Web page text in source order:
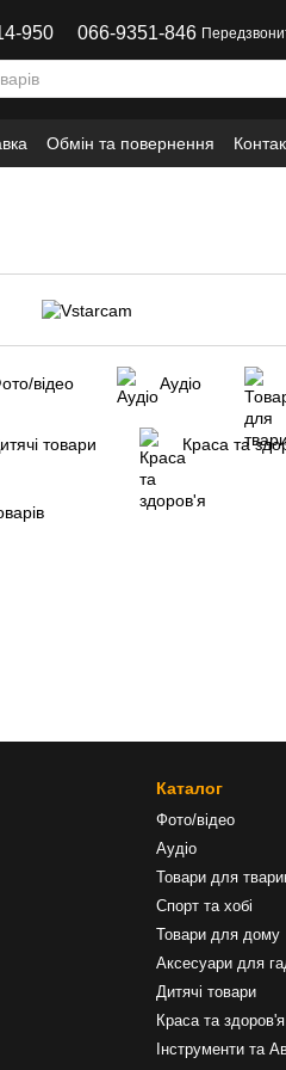
950 066-9351-846
Обмін та повернення
відео Аудіо
товари Краса та
Каталог
Фото/відео
Аудіо
Товари для
Спорт та хобі
Товари для дому
Аксесуари для
Дитячі товари
Краса та здоров'я
Інструменти та